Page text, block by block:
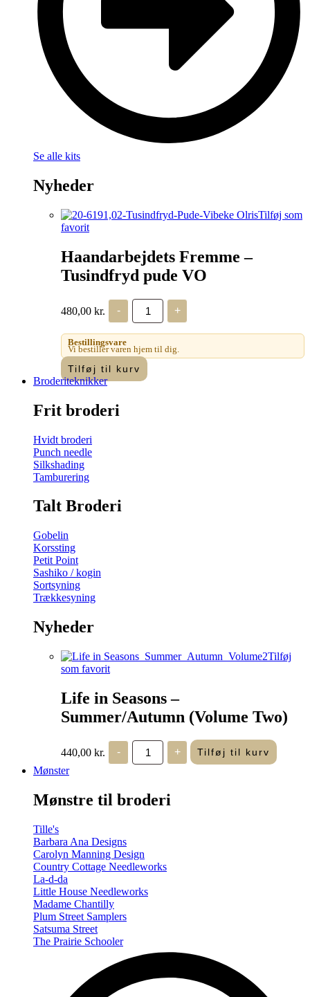
Se alle kits
Nyheder
Tilføj som
favorit
Haandarbejdets Fremme –
Tusindfryd pude VO
480,00 kr. -
Haandarbejdets
Fremme
-
Tusindfryd
pude
VO
antal
+
Bestillingsvare
Vi bestiller varen hjem til dig.
Tilføj til kurv
Broderiteknikker
Frit broderi
Hvidt broderi
Punch needle
Silkshading
Tamburering
Talt Broderi
Gobelin
Korssting
Petit Point
Sashiko / kogin
Sortsyning
Trækkesyning
Nyheder
Tilføj
som favorit
Life in Seasons –
Summer/Autumn (Volume Two)
440,00 kr. -
Life
Seasons
(Volume
+ Tilføj til kurv
Mønster
Mønstre til broderi
Tille's
Barbara Ana Designs
Carolyn Manning Design
Country Cottage Needleworks
La-d-da
Little House Needleworks
Madame Chantilly
Plum Street Samplers
Satsuma Street
The Prairie Schooler